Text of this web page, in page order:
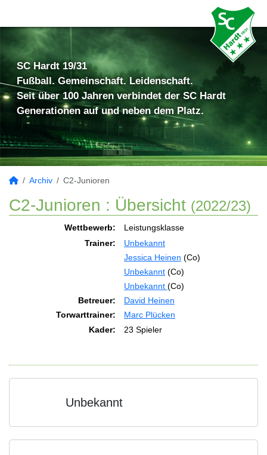
SC Hardt 19/31
Fußball. Gemeinschaft. Leidenschaft.
Seit über 100 Jahren verbindet der SC Hardt
Generationen auf und neben dem Platz.
Archiv C2-Junioren
C2-Junioren : Übersicht (2022/23)
Wettbewerb:
Leistungsklasse
Trainer:
Unbekannt
Jessica Heinen (Co)
Unbekannt (Co)
Unbekannt (Co)
Betreuer:
David Heinen
Torwarttrainer:
Marc Plücken
Kader:
23 Spieler
Unbekannt